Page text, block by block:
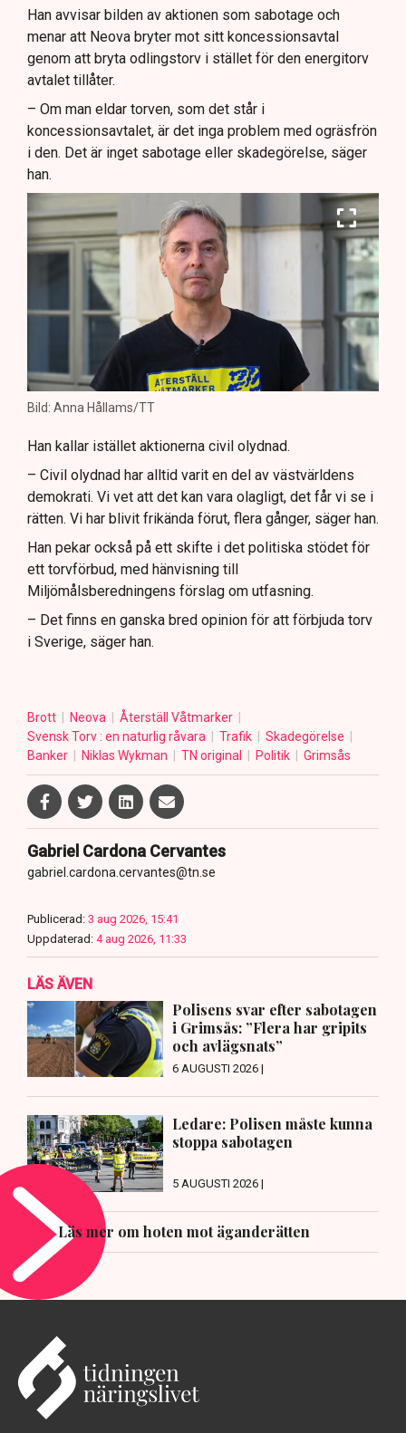
Han avvisar bilden av aktionen som sabotage och
menar att Neova bryter mot sitt koncessionsavtal
genom att bryta odlingstorv i stället för den energitorv
avtalet tillåter.
– Om man eldar torven, som det står i
koncessionsavtalet, är det inga problem med ogräsfrön
i den. Det är inget sabotage eller skadegörelse, säger
han.
Bild: Anna Hållams/TT
Han kallar istället aktionerna civil olydnad.
– Civil olydnad har alltid varit en del av västvärldens
demokrati. Vi vet att det kan vara olagligt, det får vi se i
rätten. Vi har blivit frikända förut, flera gånger, säger han.
Han pekar också på ett skifte i det politiska stödet för
ett torvförbud, med hänvisning till
Miljömålsberedningens förslag om utfasning.
– Det finns en ganska bred opinion för att förbjuda torv
i Sverige, säger han.
Brott Neova
Återställ Våtmarker
Svensk Torv : en naturlig råvara
Trafik
Skadegörelse
Banker
Niklas Wykman TN original Politik Grimsås
Gabriel Cardona Cervantes
gabriel.cardona.cervantes@tn.se
Publicerad: 3 aug 2026, 15:41
Uppdaterad: 4 aug 2026, 11:33
LÄS ÄVEN
Polisens svar efter sabotagen
i Grimsås: ”Flera har gripits
och avlägsnats”
6 AUGUSTI 2026 |
Ledare: Polisen måste kunna
stoppa sabotagen
5 AUGUSTI 2026 |
Läs mer om hoten mot äganderätten